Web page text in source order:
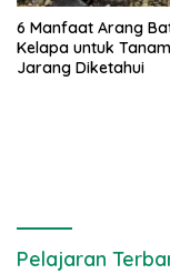
6 Manfaat Arang
Kelapa untuk
Jarang Diketahui
Pelajaran